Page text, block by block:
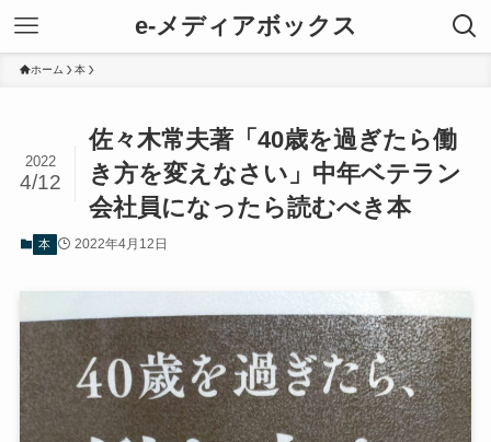
e-メディアボックス
ホーム 本
佐々木常夫著「40歳を過ぎたら働
き方を変えなさい」中年ベテラン
会社員になったら読むべき本
2022
4/12
本 2022年4月12日